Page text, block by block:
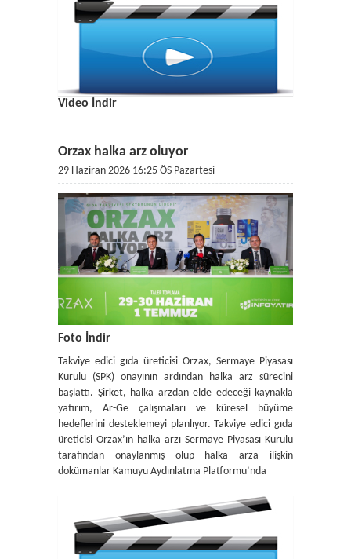
Video İndir
Orzax halka arz oluyor
29 Haziran 2026 16:25 ÖS Pazartesi
Foto İndir
Takviye edici gıda üreticisi Orzax, Sermaye Piyasası
Kurulu (SPK) onayının ardından halka arz sürecini
başlattı. Şirket, halka arzdan elde edeceği kaynakla
yatırım, Ar-Ge çalışmaları ve küresel büyüme
hedeflerini desteklemeyi planlıyor. Takviye edici gıda
üreticisi Orzax’ın halka arzı Sermaye Piyasası Kurulu
tarafından onaylanmış olup halka arza ilişkin
dokümanlar Kamuyu Aydınlatma Platformu’nda